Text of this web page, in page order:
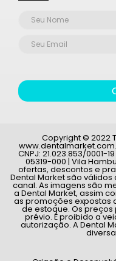
Copyright © 2022
CNPJ: 21.023.853/0001-
05319-000 | Vila
ofertas, descontos e
Dental Market são
canal. As imagens são
a Dental Market, assim
as promoções expostas
de estoque. Os
prévio. É proibido a
autorização. A Dental